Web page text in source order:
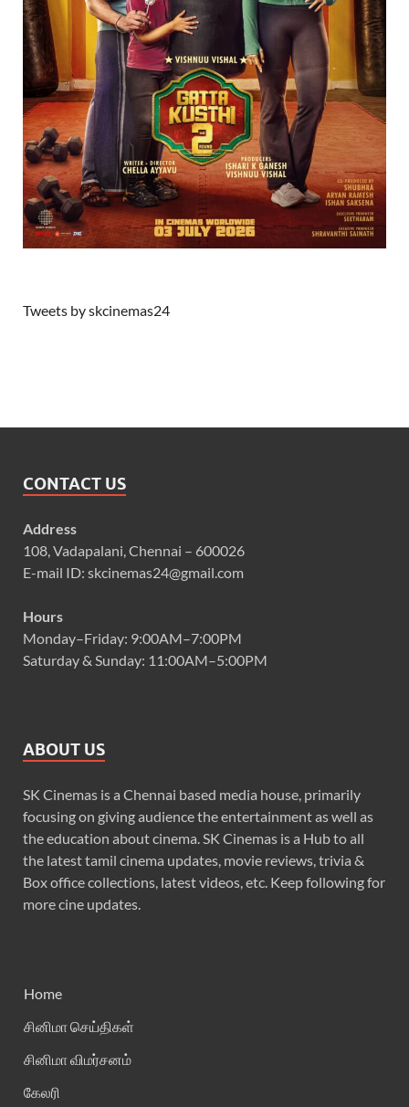
Tweets by skcinemas24
CONTACT US
Address
108, Vadapalani, Chennai – 600026
E-mail ID: skcinemas24@gmail.com
Hours
Monday–Friday: 9:00AM–7:00PM
Saturday & Sunday: 11:00AM–5:00PM
ABOUT US
SK Cinemas is a Chennai based media house, primarily
focusing on giving audience the entertainment as well as
the education about cinema. SK Cinemas is a Hub to all
the latest tamil cinema updates, movie reviews, trivia &
Box office collections, latest videos, etc. Keep following for
more cine updates.
Home
சினிமா செய்திகள்
சினிமா விமர்சனம்
கேலரி